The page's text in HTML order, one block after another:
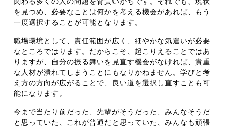
を見つめ、必要なことは何かを考える機会があれば、もう
一度選択することが可能となります。
職場環境として、責任範囲が広く、細やかな気遣いが必要
なところではります。だからこそ、起こりえることではあ
りますが、自分の振る舞いを見直す機会がなければ、貴重
な人材が潰れてしまうことにもなりかねません。学びと考
え方の方向が広がることで、良い道を選択し直すことも可
能になります。
今まで当たり前だった、先輩がそうだった、みんなそうだ
と思っていた、これが普通だと思っていた、みんなも頑張